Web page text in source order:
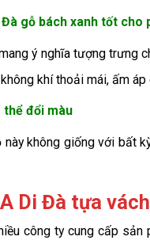
gỗ bách xanh tốt cho
ý nghĩa tượng trưng
khí thoải mái, ấm
thể đổi màu
không giống với bất
Di Đà tựa
công ty cung cấp